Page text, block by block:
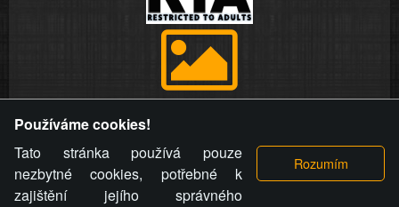
videa a komentáře. Osoba, které se toto opatření provozovatele
stránky týče, ani osoba, která umístila fotografii nebo video na
stránku, nemůže z důvodu odstranění fotografie, videa nebo
komentáře pro výše uvedenou okolnost uplatnit vůči
provozovateli stránky žádný nárok na náhradu škody nebo
Používáme cookies!
Tato stránka používá pouze
nezbytné cookies, potřebné k
zajištění jejího správného